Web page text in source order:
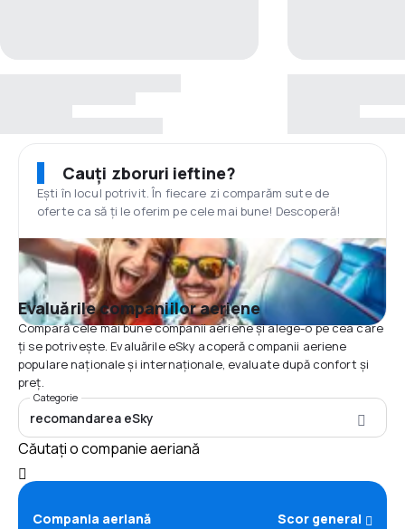
Cauți zboruri ieftine?
Ești în locul potrivit. În fiecare zi comparăm sute de
oferte ca să ți le oferim pe cele mai bune! Descoperă!
Evaluările companiilor aeriene
Compară cele mai bune companii aeriene și alege-o pe cea care
ți se potrivește. Evaluările eSky acoperă companii aeriene
populare naționale și internaționale, evaluate după confort și
preț.
Categorie
recomandarea eSky
Căutați o companie aeriană
Compania aeriană Scor general